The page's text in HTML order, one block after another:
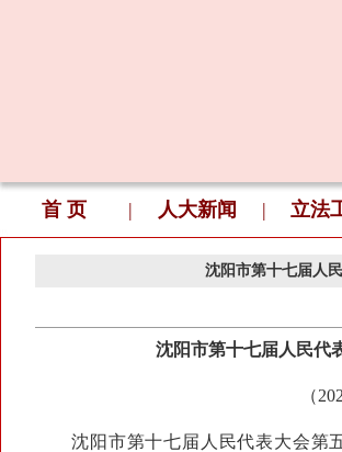
首 页 | 人大新闻 | 立法
沈阳市第十七届人
沈阳市第十七届人民代
（
沈阳市第十七届人民代表大会第五